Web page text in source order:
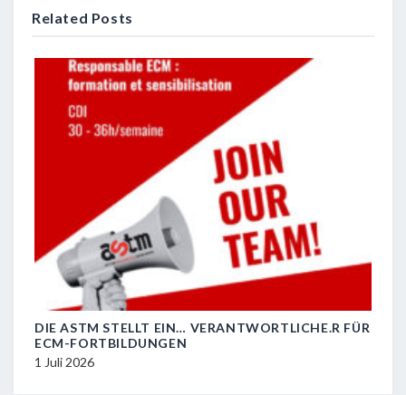
Related Posts
DIE ASTM STELLT EIN… VERANTWORTLICHE.R FÜR
ECM-FORTBILDUNGEN
1 Juli 2026